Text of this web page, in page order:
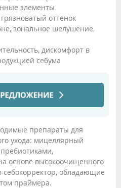
элементы
оттенок
зональное шелушение,
дискомфорт в
себума
препараты для
ухода: мицеллярный
основе высокоочищенного
себокорректор, обладающие
праймера.